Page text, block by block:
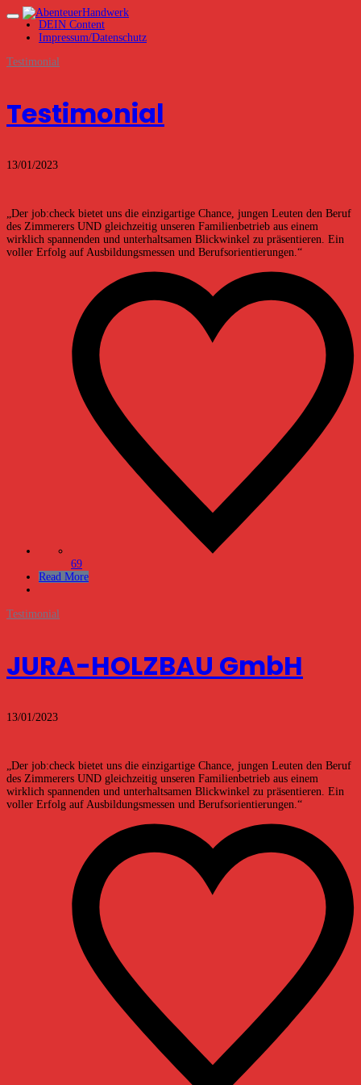
DEIN Content
Impressum/Datenschutz
Testimonial
Testimonial
13/01/2023
„Der job:check bietet uns die einzigartige Chance, jungen Leuten den Beruf
des Zimmerers UND gleichzeitig unseren Familienbetrieb aus einem
wirklich spannenden und unterhaltsamen Blickwinkel zu präsentieren. Ein
voller Erfolg auf Ausbildungsmessen und Berufsorientierungen.“
69
Read More
Testimonial
JURA-HOLZBAU GmbH
13/01/2023
„Der job:check bietet uns die einzigartige Chance, jungen Leuten den Beruf
des Zimmerers UND gleichzeitig unseren Familienbetrieb aus einem
wirklich spannenden und unterhaltsamen Blickwinkel zu präsentieren. Ein
voller Erfolg auf Ausbildungsmessen und Berufsorientierungen.“